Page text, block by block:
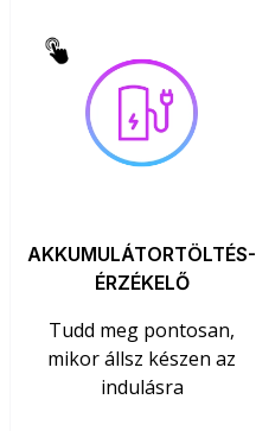
AKKUMULÁTORTÖLTÉS-
ÉRZÉKELŐ
Tudd meg pontosan,
mikor állsz készen az
indulásra